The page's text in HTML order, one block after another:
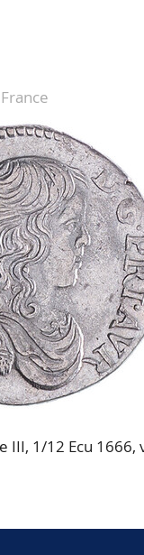
III, 1/12 Ecu